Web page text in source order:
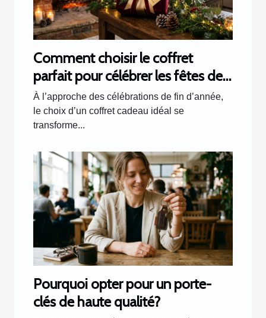
Comment choisir le coffret
parfait pour célébrer les fêtes de
fin d'année ?
À l’approche des célébrations de fin d’année,
le choix d’un coffret cadeau idéal se
transforme...
Pourquoi opter pour un porte-
clés de haute qualité?